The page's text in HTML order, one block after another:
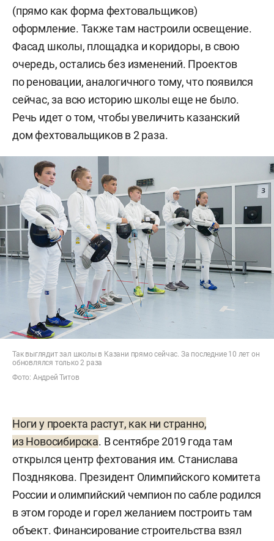
(прямо как форма фехтовальщиков)
оформление. Также там настроили освещение.
Фасад школы, площадка и коридоры, в свою
очередь, остались без изменений. Проектов
по реновации, аналогичного тому, что появился
сейчас, за всю историю школы еще не было.
Речь идет о том, чтобы увеличить казанский
дом фехтовальщиков в 2 раза.
Так выглядит зал школы в Казани прямо сейчас. За последние 10 лет он
обновлялся только 2 раза
Фото: Андрей Титов
Ноги у проекта растут, как ни странно,
из Новосибирска. В сентябре 2019 года там
открылся центр фехтования им. Станислава
Позднякова. Президент Олимпийского комитета
России и олимпийский чемпион по сабле родился
в этом городе и горел желанием построить там
объект. Финансирование строительства взял